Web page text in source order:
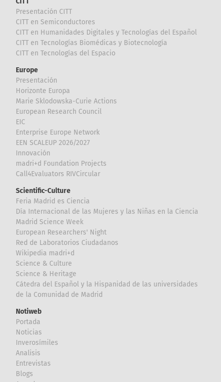
Presentación CITT
CITT en Semiconductores
CITT en Humanidades Digitales y Tecnologías del Español
CITT en Tecnologías Biomédicas y Biotecnología
CITT en Tecnologías del Espacio
Europe
Presentación
Horizonte Europa
Marie Sklodowska-Curie Actions
European Research Council
EIC
Enterprise Europe Network
EEN SCALEUP 2026/2027
Innovación
madri+d Foundation Projects
Call4Evaluators RIVCircular
Scientific-Culture
Feria Madrid es Ciencia
Día Internacional de las Mujeres y las Niñas en la Ciencia
Madrid Science Week
European Researchers' Night
Red de Laboratorios Ciudadanos
Wikipedia madri+d
Science & Culture
Science & Heritage
Cátedra del Español y la Hispanidad de las universidades
de la Comunidad de Madrid
Notiweb
Portada
Noticias
Inverosímiles
Analisis
Entrevistas
Blogs